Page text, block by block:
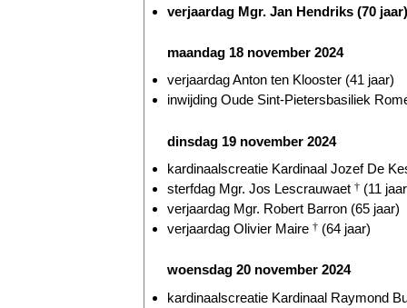
verjaardag Mgr. Jan Hendriks (70 jaar)
maandag 18 november 2024
verjaardag Anton ten Klooster (41 jaar)
inwijding Oude Sint-Pietersbasiliek
dinsdag 19 november 2024
kardinaalscreatie Kardinaal Jozef De
sterfdag Mgr. Jos Lescrauwaet † (11
verjaardag Mgr. Robert Barron (65 jaar)
verjaardag Olivier Maire † (64 jaar)
woensdag 20 november 2024
kardinaalscreatie Kardinaal Raymond